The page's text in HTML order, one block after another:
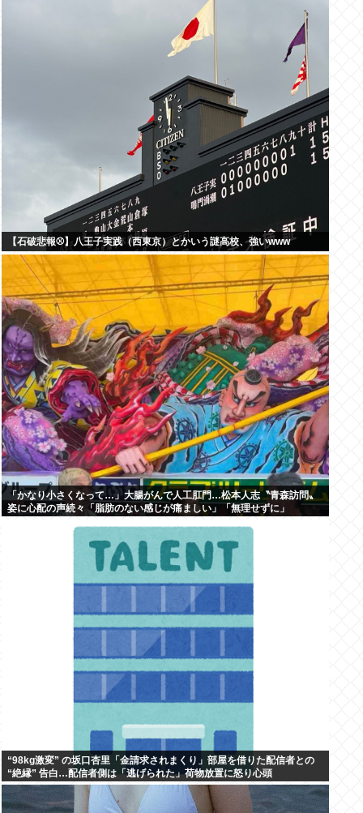
【石破悲報⚾】八王子実践（西東京）とかいう謎高校、強いwww
「かなり小さくなって…」大腸がんで人工肛門…松本人志〝青森訪問〟
姿に心配の声続々「脂肪のない感じが痛ましい」「無理せずに」
“98kg激変” の坂口杏里「金請求されまくり」部屋を借りた配信者との
“絶縁” 告白…配信者側は「逃げられた」荷物放置に怒り心頭